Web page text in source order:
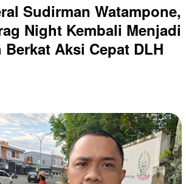
Sudirman Watampone,
Night Kembali Menjadi
Aksi Cepat DLH